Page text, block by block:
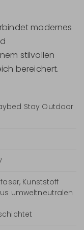
modernes
stilvollen
bereichert.
Stay Outdoor
Kunststoff
umweltneutralen